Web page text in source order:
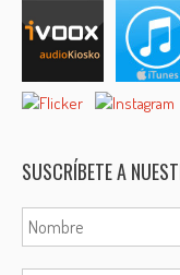
SUSCRÍBETE A